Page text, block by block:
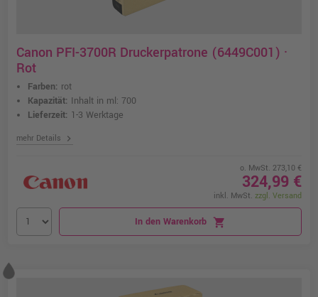
Canon PFI-3700R Druckerpatrone (6449C001) ·
Rot
Farben: rot
Kapazität: Inhalt in ml: 700
Lieferzeit: 1-3 Werktage
mehr Details chevron_right
o. MwSt. 273,10 €
324,99 €
inkl. MwSt. zzgl. Versand
In den Warenkorb shopping_cart